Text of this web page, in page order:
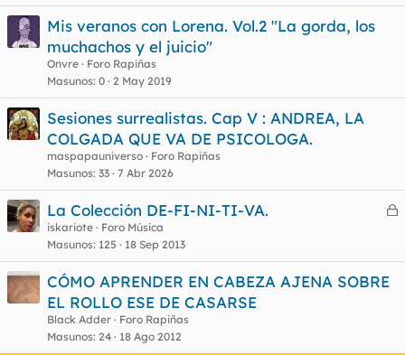
Mis veranos con Lorena. Vol.2 "La gorda, los
muchachos y el juicio"
Onvre
Foro Rapiñas
Masunos 0 2 May 2019
Sesiones surrealistas. Cap V : ANDREA, LA
COLGADA QUE VA DE PSICOLOGA.
maspapauniverso
Foro Rapiñas
Masunos 33 7 Abr 2026
C
r
La Colección DE-FI-NI-TI-VA.
iskariote
Foro Música
Masunos 125 18 Sep 2013
CÓMO APRENDER EN CABEZA AJENA SOBRE
EL ROLLO ESE DE CASARSE
Black Adder
Foro Rapiñas
Masunos 24 18 Ago 2012